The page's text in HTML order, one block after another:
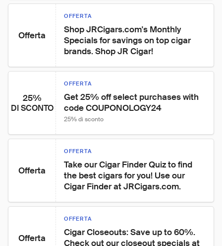
Offerta
OFFERTA
Shop JRCigars.com's Monthly
Specials for savings on top cigar
brands. Shop JR Cigar!
25%
DI SCONTO
OFFERTA
Get 25% off select purchases with
code COUPONOLOGY24
25% di sconto
Offerta
OFFERTA
Take our Cigar Finder Quiz to find
the best cigars for you! Use our
Cigar Finder at JRCigars.com.
Offerta
OFFERTA
Cigar Closeouts: Save up to 60%.
Check out our closeout specials at